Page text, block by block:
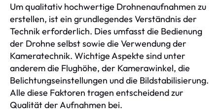
Um qualitativ hochwertige Drohnenaufnahmen zu
erstellen, ist ein grundlegendes Verständnis der
Technik erforderlich. Dies umfasst die Bedienung
der Drohne selbst sowie die Verwendung der
Kameratechnik. Wichtige Aspekte sind unter
anderem die Flughöhe, der Kamerawinkel, die
Belichtungseinstellungen und die Bildstabilisierung.
Alle diese Faktoren tragen entscheidend zur
Qualität der Aufnahmen bei.